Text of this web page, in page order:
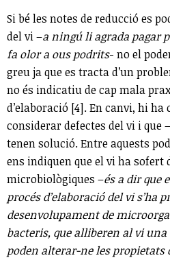
Si bé les notes de reducció es
del vi –a ningú li agrada pagar
fa olor a ous podrits- no el
greu ja que es tracta d’un
no és indicatiu de cap mala
d’elaboració [4]. En canvi, hi ha
considerar defectes del vi i que –
tenen solució. Entre aquests
ens indiquen que el vi ha sofert
microbiològiques –és a dir que
procés d’elaboració del vi s’ha
desenvolupament de
bacteris, que alliberen al vi una
poden alterar-ne les propietats